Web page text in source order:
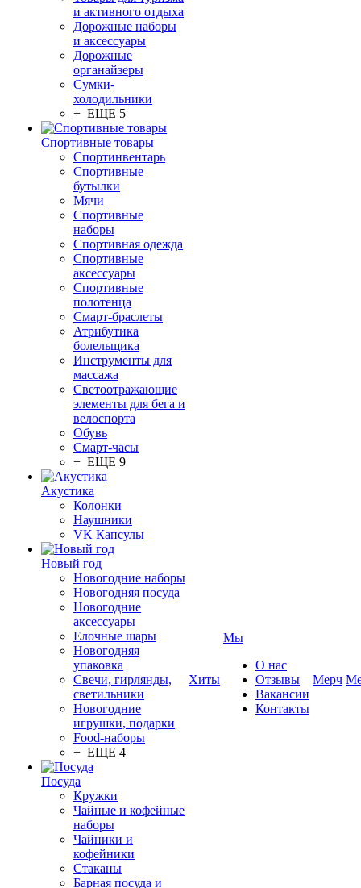
и активного отдыха
Дорожные наборы
и аксессуары
Дорожные
органайзеры
Сумки-
холодильники
+ ЕЩЕ 5
Спортивные товары
Спортинвентарь
Спортивные
бутылки
Мячи
Спортивные
наборы
Спортивная одежда
Спортивные
аксессуары
Спортивные
полотенца
Смарт-браслеты
Атрибутика
болельщика
Инструменты для
массажа
Светоотражающие
элементы для бега и
велоспорта
Обувь
Смарт-часы
+ ЕЩЕ 9
Акустика
Колонки
Наушники
VK Капсулы
Новый год
Новогодние наборы
Новогодняя посуда
Новогодние
аксессуары
Елочные шары
Новогодняя
упаковка
Свечи, гирлянды,
светильники
Новогодние
игрушки, подарки
Food-наборы
+ ЕЩЕ 4
Посуда
Кружки
Чайные и кофейные
наборы
Чайники и
кофейники
Стаканы
Барная посуда и
Хиты
Мы
О нас
Отзывы
Вакансии
Контакты
Мерч